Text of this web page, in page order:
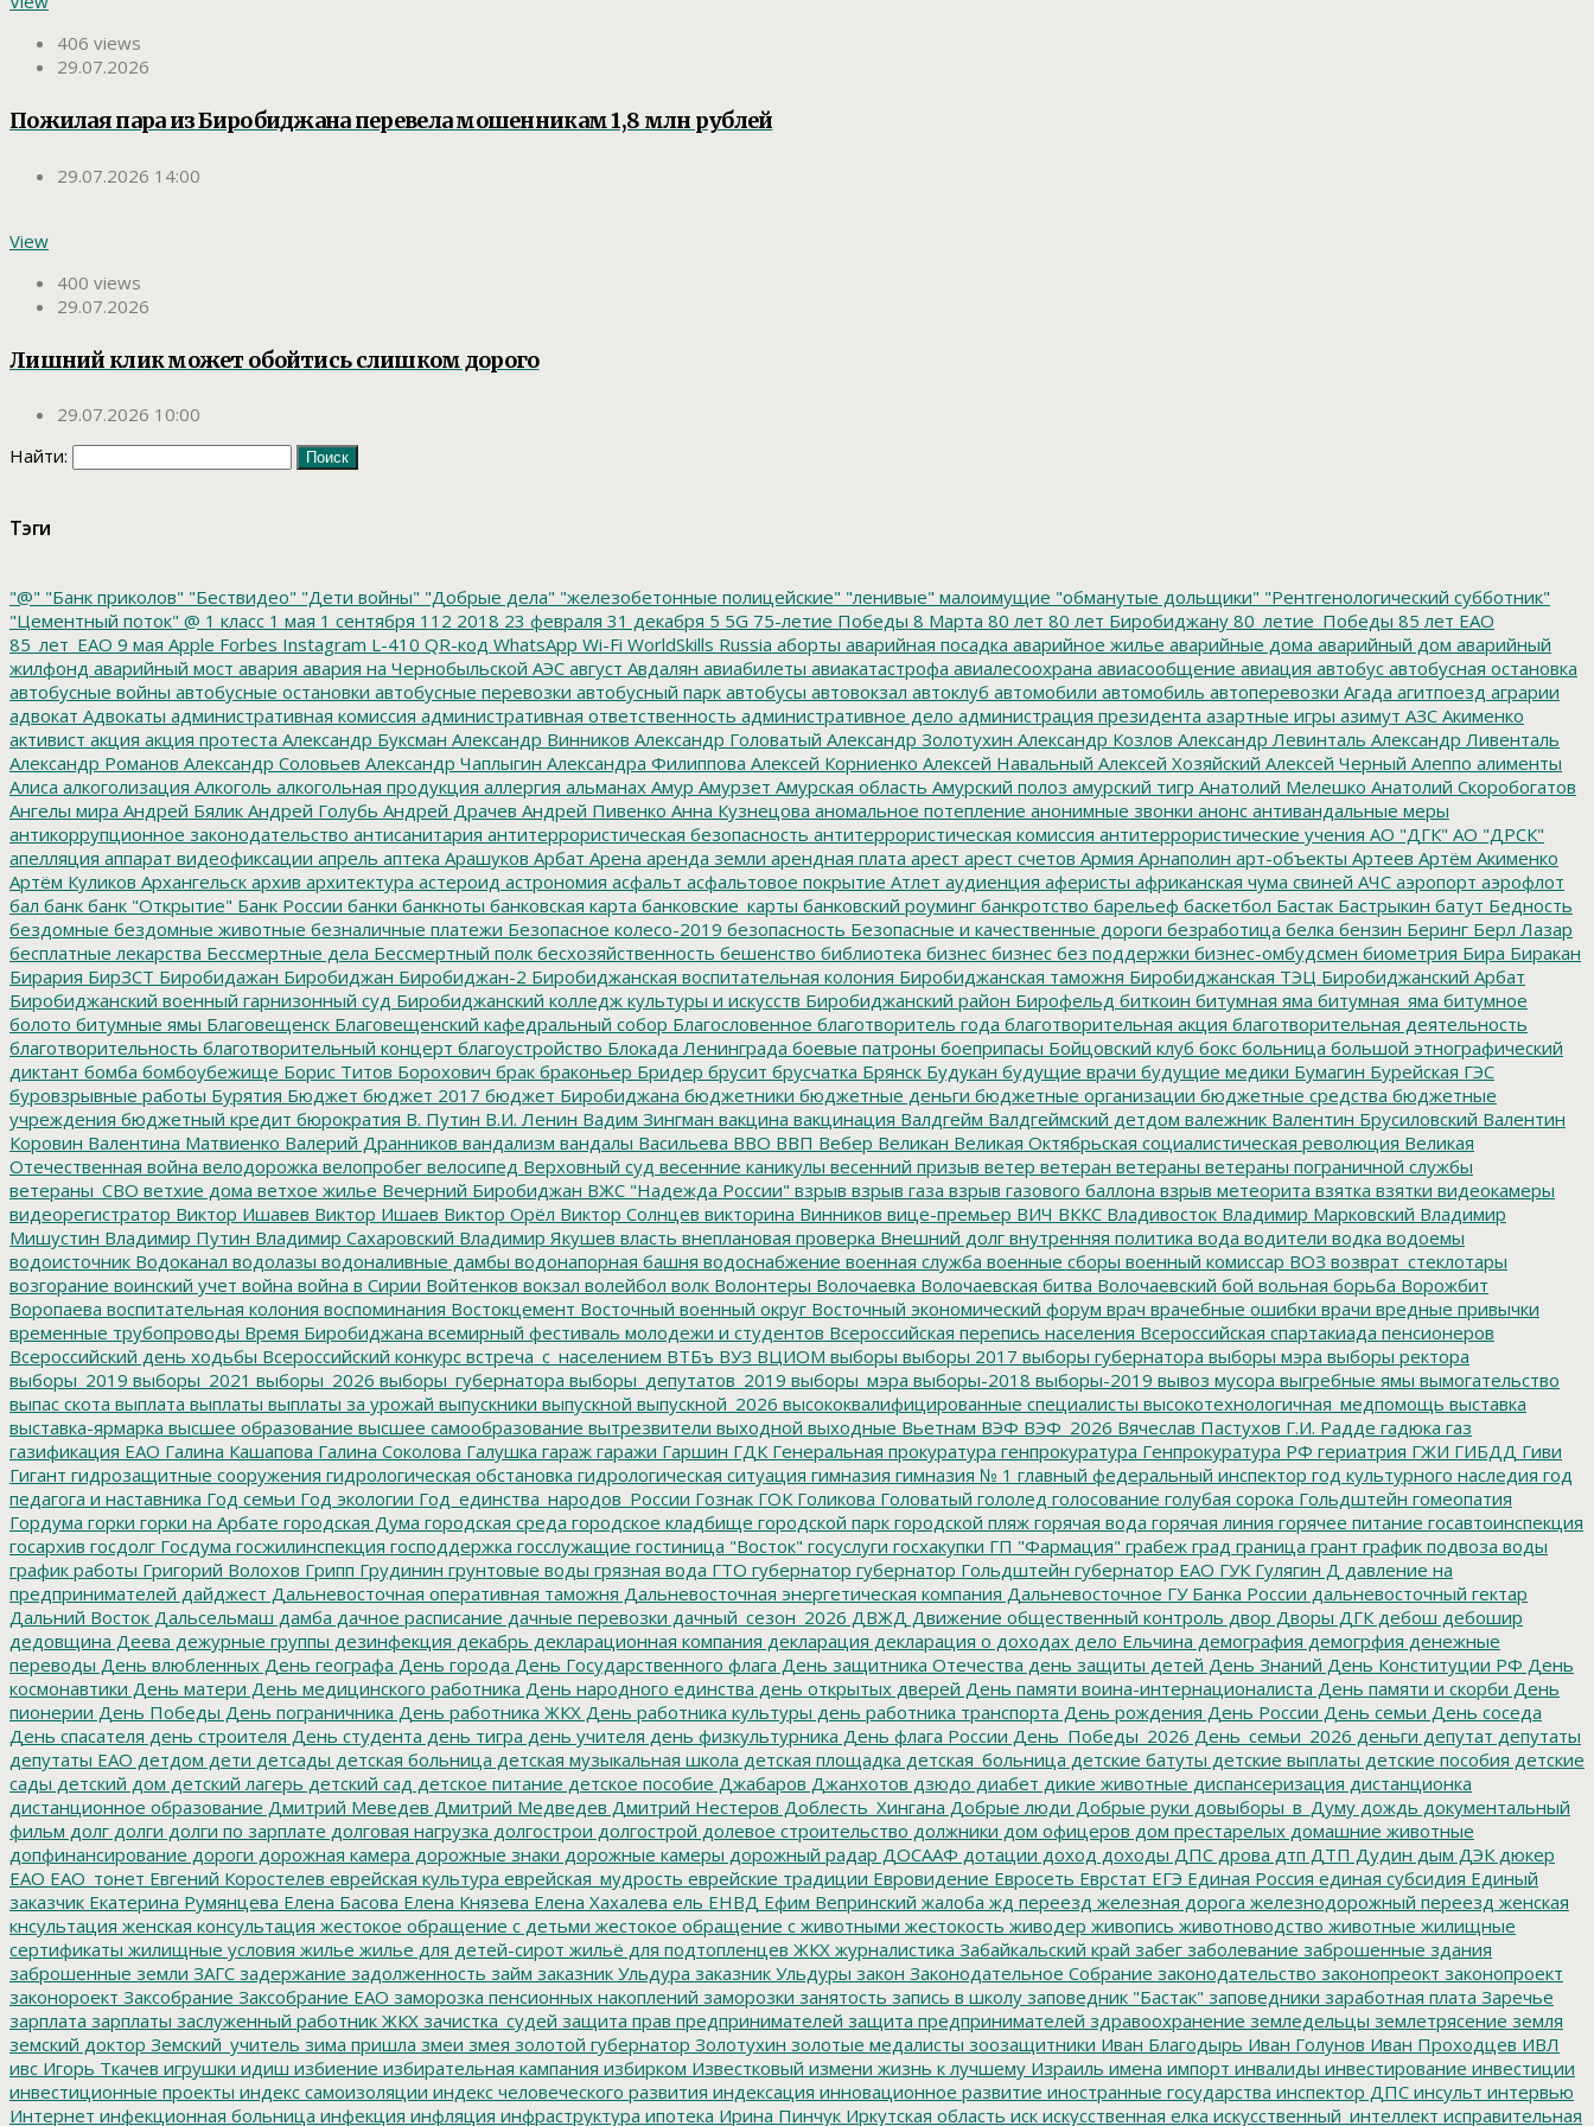
406 views
29.07.2026
Пожилая пара из Биробиджана перевела мошенникам 1,8 млн рублей
29.07.2026 14:00
View
400 views
29.07.2026
Лишний клик может обойтись слишком дорого
29.07.2026 10:00
Найти:
Тэги
"@" "Банк приколов" "Бествидео" "Дети войны" "Добрые дела" "железобетонные полицейские" "ленивые" малоимущие "обманутые дольщики" "Рентгенологический субботник"
"Цементный поток" @ 1 класс 1 мая 1 сентября 112 2018 23 февраля 31 декабря 5 5G 75-летие Победы 8 Марта 80 лет 80 лет Биробиджану 80_летие_Победы 85 лет ЕАО
85_лет_ЕАО 9 мая Apple Forbes Instagram L-410 QR-код WhatsApp Wi-Fi WorldSkills Russia аборты аварийная посадка аварийное жилье аварийные дома аварийный дом аварийный
жилфонд аварийный мост авария авария на Чернобыльской АЭС август Авдалян авиабилеты авиакатастрофа авиалесоохрана авиасообщение авиация автобус автобусная остановка
автобусные войны автобусные остановки автобусные перевозки автобусный парк автобусы автовокзал автоклуб автомобили автомобиль автоперевозки Агада агитпоезд аграрии
адвокат Адвокаты административная комиссия административная ответственность административное дело администрация президента азартные игры азимут АЗС Акименко
активист акция акция протеста Александр Буксман Александр Винников Александр Головатый Александр Золотухин Александр Козлов Александр Левинталь Александр Ливенталь
Александр Романов Александр Соловьев Александр Чаплыгин Александра Филиппова Алексей Корниенко Алексей Навальный Алексей Хозяйский Алексей Черный Алеппо алименты
Алиса алкоголизация Алкоголь алкогольная продукция аллергия альманах Амур Амурзет Амурская область Амурский полоз амурский тигр Анатолий Мелешко Анатолий Скоробогатов
Ангелы мира Андрей Бялик Андрей Голубь Андрей Драчев Андрей Пивенко Анна Кузнецова аномальное потепление анонимные звонки анонс антивандальные меры
антикоррупционное законодательство антисанитария антитеррористическая безопасность антитеррористическая комиссия антитеррористические учения АО "ДГК" АО "ДРСК"
апелляция аппарат видеофиксации апрель аптека Арашуков Арбат Арена аренда земли арендная плата арест арест счетов Армия Арнаполин арт-объекты Артеев Артём Акименко
Артём Куликов Архангельск архив архитектура астероид астрономия асфальт асфальтовое покрытие Атлет аудиенция аферисты африканская чума свиней АЧС аэропорт аэрофлот
бал банк банк "Открытие" Банк России банки банкноты банковская карта банковские_карты банковский роуминг банкротство барельеф баскетбол Бастак Бастрыкин батут Бедность
бездомные бездомные животные безналичные платежи Безопасное колесо-2019 безопасность Безопасные и качественные дороги безработица белка бензин Беринг Берл Лазар
бесплатные лекарства Бессмертные дела Бессмертный полк бесхозяйственность бешенство библиотека бизнес бизнес без поддержки бизнес-омбудсмен биометрия Бира Биракан
Бирария БирЗСТ Биробидажан Биробиджан Биробиджан-2 Биробиджанская воспитательная колония Биробиджанская таможня Биробиджанская ТЭЦ Биробиджанский Арбат
Биробиджанский военный гарнизонный суд Биробиджанский колледж культуры и искусств Биробиджанский район Бирофельд биткоин битумная яма битумная_яма битумное
болото битумные ямы Благовещенск Благовещенский кафедральный собор Благословенное благотворитель года благотворительная акция благотворительная деятельность
благотворительность благотворительный концерт благоустройство Блокада Ленинграда боевые патроны боеприпасы Бойцовский клуб бокс больница большой этнографический
диктант бомба бомбоубежище Борис Титов Борохович брак браконьер Бридер брусит брусчатка Брянск Будукан будущие врачи будущие медики Бумагин Бурейская ГЭС
буровзрывные работы Бурятия Бюджет бюджет 2017 бюджет Биробиджана бюджетники бюджетные деньги бюджетные организации бюджетные средства бюджетные
учреждения бюджетный кредит бюрократия В. Путин В.И. Ленин Вадим Зингман вакцина вакцинация Валдгейм Валдгеймский детдом валежник Валентин Брусиловский Валентин
Коровин Валентина Матвиенко Валерий Дранников вандализм вандалы Васильева ВВО ВВП Вебер Великан Великая Октябрьская социалистическая революция Великая
Отечественная война велодорожка велопробег велосипед Верховный суд весенние каникулы весенний призыв ветер ветеран ветераны ветераны пограничной службы
ветераны_СВО ветхие дома ветхое жилье Вечерний Биробиджан ВЖС "Надежда России" взрыв взрыв газа взрыв газового баллона взрыв метеорита взятка взятки видеокамеры
видеорегистратор Виктор Ишавев Виктор Ишаев Виктор Орёл Виктор Солнцев викторина Винников вице-премьер ВИЧ ВККС Владивосток Владимир Марковский Владимир
Мишустин Владимир Путин Владимир Сахаровский Владимир Якушев власть внеплановая проверка Внешний долг внутренняя политика вода водители водка водоемы
водоисточник Водоканал водолазы водоналивные дамбы водонапорная башня водоснабжение военная служба военные сборы военный комиссар ВОЗ возврат_стеклотары
возгорание воинский учет война война в Сирии Войтенков вокзал волейбол волк Волонтеры Волочаевка Волочаевская битва Волочаевский бой вольная борьба Ворожбит
Воропаева воспитательная колония воспоминания Востокцемент Восточный военный округ Восточный экономический форум врач врачебные ошибки врачи вредные привычки
временные трубопроводы Время Биробиджана всемирный фестиваль молодежи и студентов Всероссийская перепись населения Всероссийская спартакиада пенсионеров
Всероссийский день ходьбы Всероссийский конкурс встреча_с_населением ВТБъ ВУЗ ВЦИОМ выборы выборы 2017 выборы губернатора выборы мэра выборы ректора
выборы_2019 выборы_2021 выборы_2026 выборы_губернатора выборы_депутатов_2019 выборы_мэра выборы-2018 выборы-2019 вывоз мусора выгребные ямы вымогательство
выпас скота выплата выплаты выплаты за урожай выпускники выпускной выпускной_2026 высококвалифицированные специалисты высокотехнологичная_медпомощь выставка
выставка-ярмарка высшее образование высшее самообразование вытрезвители выходной выходные Вьетнам ВЭФ ВЭФ_2026 Вячеслав Пастухов Г.И. Радде гадюка газ
газификация ЕАО Галина Кашапова Галина Соколова Галушка гараж гаражи Гаршин ГДК Генеральная прокуратура генпрокуратура Генпрокуратура РФ гериатрия ГЖИ ГИБДД Гиви
Гигант гидрозащитные сооружения гидрологическая обстановка гидрологическая ситуация гимназия гимназия № 1 главный федеральный инспектор год культурного наследия год
педагога и наставника Год семьи Год экологии Год_единства_народов_России Гознак ГОК Голикова Головатый гололед голосование голубая сорока Гольдштейн гомеопатия
Гордума горки горки на Арбате городская Дума городская среда городское кладбище городской парк городской пляж горячая вода горячая линия горячее питание госавтоинспекция
госархив госдолг Госдума госжилинспекция господдержка госслужащие гостиница "Восток" госуслуги госхакупки ГП "Фармация" грабеж град граница грант график подвоза воды
график работы Григорий Волохов Грипп Грудинин грунтовые воды грязная вода ГТО губернатор губернатор Гольдштейн губернатор ЕАО ГУК Гулягин Д давление на
предпринимателей дайджест Дальневосточная оперативная таможня Дальневосточная энергетическая компания Дальневосточное ГУ Банка России дальневосточный гектар
Дальний Восток Дальсельмаш дамба дачное расписание дачные перевозки дачный_сезон_2026 ДВЖД Движение общественный контроль двор Дворы ДГК дебош дебошир
дедовщина Деева дежурные группы дезинфекция декабрь декларационная компания декларация декларация о доходах дело Ельчина демография демогрфия денежные
переводы День влюбленных День географа День города День Государственного флага День защитника Отечества день защиты детей День Знаний День Конституции РФ День
космонавтики День матери День медицинского работника День народного единства день открытых дверей День памяти воина-интернационалиста День памяти и скорби День
пионерии День Победы День пограничника День работника ЖКХ День работника культуры день работника транспорта День рождения День России День семьи День соседа
День спасателя день строителя День студента день тигра день учителя день физкультурника День флага России День_Победы_2026 День_семьи_2026 деньги депутат депутаты
депутаты ЕАО детдом дети детсады детская больница детская музыкальная школа детская площадка детская_больница детские батуты детские выплаты детские пособия детские
сады детский дом детский лагерь детский сад детское питание детское пособие Джабаров Джанхотов дзюдо диабет дикие животные диспансеризация дистанционка
дистанционное образование Дмитрий Меведев Дмитрий Медведев Дмитрий Нестеров Доблесть_Хингана Добрые люди Добрые руки довыборы_в_Думу дождь документальный
фильм долг долги долги по зарплате долговая нагрузка долгострои долгострой долевое строительство должники дом офицеров дом престарелых домашние животные
допфинансирование дороги дорожная камера дорожные знаки дорожные камеры дорожный радар ДОСААФ дотации доход доходы ДПС дрова дтп ДТП Дудин дым ДЭК дюкер
ЕАО ЕАО_тонет Евгений Коростелев еврейская культура еврейская_мудрость еврейские традиции Евровидение Евросеть Еврстат ЕГЭ Единая Россия единая субсидия Единый
заказчик Екатерина Румянцева Елена Басова Елена Князева Елена Хахалева ель ЕНВД Ефим Вепринский жалоба жд переезд железная дорога железнодорожный переезд женская
кнсультация женская консультация жестокое обращение с детьми жестокое обращение с животными жестокость живодер живопись животноводство животные жилищные
сертификаты жилищные условия жилье жилье для детей-сирот жильё для подтопленцев ЖКХ журналистика Забайкальский край забег заболевание заброшенные здания
заброшенные земли ЗАГС задержание задолженность займ заказник Ульдура заказник Ульдуры закон Законодательное Собрание законодательство законопреокт законопроект
законороект Заксобрание Заксобрание ЕАО заморозка пенсионных накоплений заморозки занятость запись в школу заповедник "Бастак" заповедники заработная плата Заречье
зарплата зарплаты заслуженный работник ЖКХ зачистка_судей защита прав предпринимателей защита предпринимателей здравоохранение земледельцы землетрясение земля
земский доктор Земский_учитель зима пришла змеи змея золотой губернатор Золотухин золотые медалисты зоозащитники Иван Благодырь Иван Голунов Иван Проходцев ИВЛ
ивс Игорь Ткачев игрушки идиш избиение избирательная кампания избирком Известковый измени жизнь к лучшему Израиль имена импорт инвалиды инвестирование инвестиции
инвестиционные проекты индекс самоизоляции индекс человеческого развития индексация инновационное развитие иностранные государства инспектор ДПС инсульт интервью
Интернет инфекционная больница инфекция инфляция инфраструктура ипотека Ирина Пинчук Иркутская область иск искусственная елка искусственный_интеллект исправительная